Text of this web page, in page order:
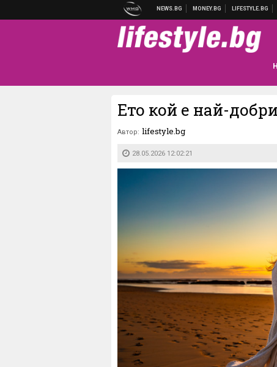
Ето кой е най-
Автор: lifestyle.bg
28.05.2026 12:02:21